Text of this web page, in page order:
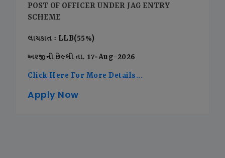
POST OF OFFICER UNDER JAG ENTRY
SCHEME
લાયકાત : LLB(55%)
અરજીની છેલ્લી તા. 17-Aug-2026
Click Here For More Details...
Apply Now